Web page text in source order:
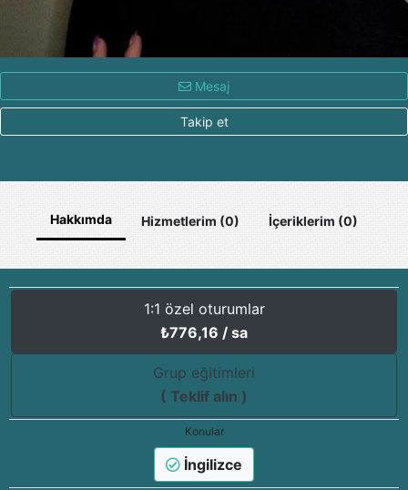
Mesaj
Takip et
Hakkımda Hizmetlerim (0) İçeriklerim (0)
1:1 özel oturumlar
₺776,16 / sa
Grup eğitimleri
( Teklif alın )
Konular
İngilizce